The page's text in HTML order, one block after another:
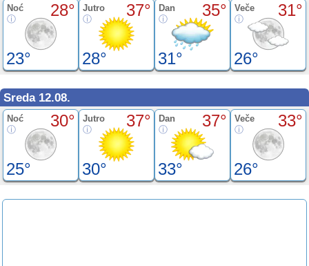
Noć 28°
23°
Jutro 37°
28°
Dan 35°
31°
Veče 31°
26°
Sreda 12.08.
Noć 30°
25°
Jutro 37°
30°
Dan 37°
33°
Veče 33°
26°